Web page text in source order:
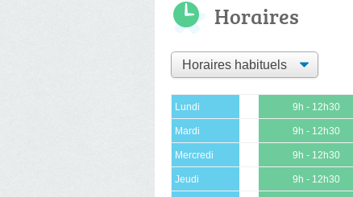
Horaires
Lundi 9h - 12h30
Mardi 9h - 12h30
Mercredi 9h - 12h30
Jeudi 9h - 12h30